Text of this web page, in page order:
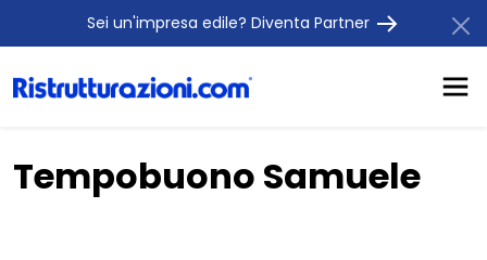
Sei un'impresa edile? Diventa Partner
Tempobuono Samuele